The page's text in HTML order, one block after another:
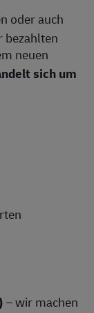
oder auch
bezahlten
neuen
sich um
– wir machen